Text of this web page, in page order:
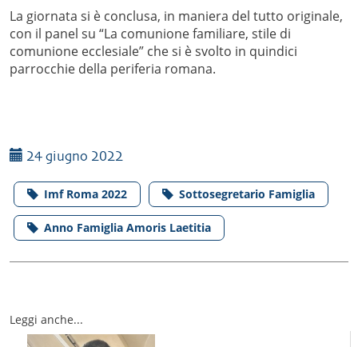
La giornata si è conclusa, in maniera del tutto originale,
con il panel su “La comunione familiare, stile di
comunione ecclesiale” che si è svolto in quindici
parrocchie della periferia romana.
24 giugno 2022
Imf Roma 2022 Sottosegretario Famiglia
Anno Famiglia Amoris Laetitia
Leggi anche...